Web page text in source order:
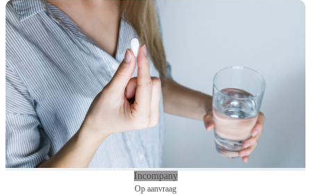
Incompany
Op aanvraag